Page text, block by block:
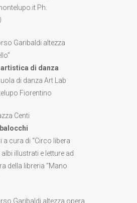
Ph.
Garibaldi altezza
di danza
di danza Art Lab
Fiorentino
Centi
a cura di “Circo libera
illustrati e letture ad
della libreria “Mano
Garibaldi altezza opera